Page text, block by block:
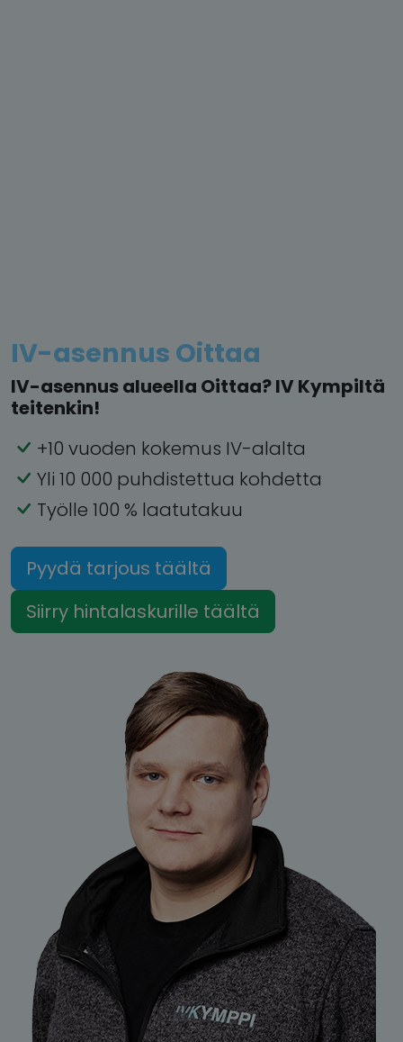
IV-asennus Oittaa
IV-asennus alueella Oittaa? IV Kympiltä
teitenkin!
+10 vuoden kokemus IV-alalta
Yli 10 000 puhdistettua kohdetta
Työlle 100 % laatutakuu
Pyydä tarjous täältä
Siirry hintalaskurille täältä